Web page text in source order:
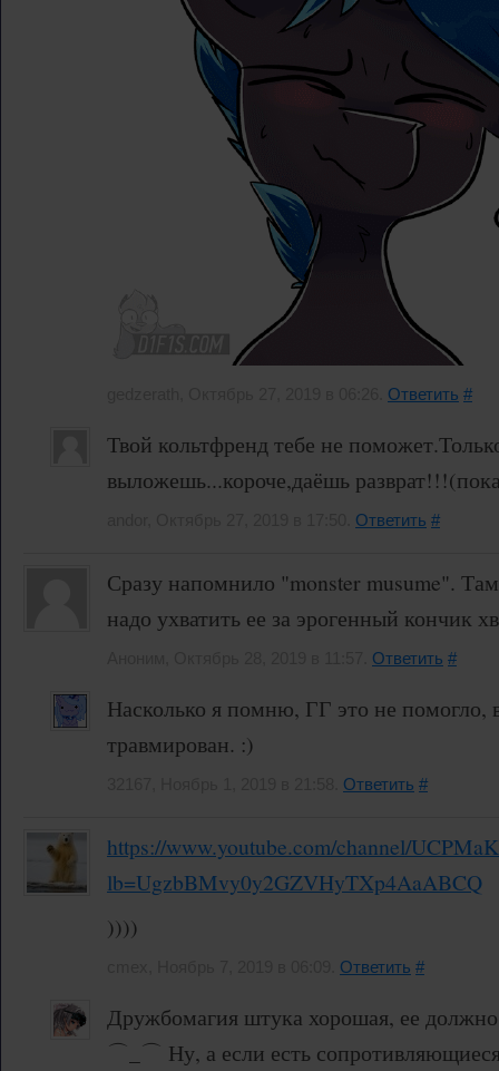
Ответить #
Твой кольтфренд тебе не
выложешь...короче,даёшь
Ответить #
Сразу напомнило "monster musume".
надо ухватить ее за эрогенный кончик
Ответить #
Насколько я помню, ГГ это не помогло,
травмирован. :)
Ответить #
https://www.youtube.com/channel/
lb=UgzbBMvy0y2GZVHyTXp4AaABCQ
))))
Ответить #
Дружбомагия штука хорошая, ее
⌒_⌒ Ну, а если есть